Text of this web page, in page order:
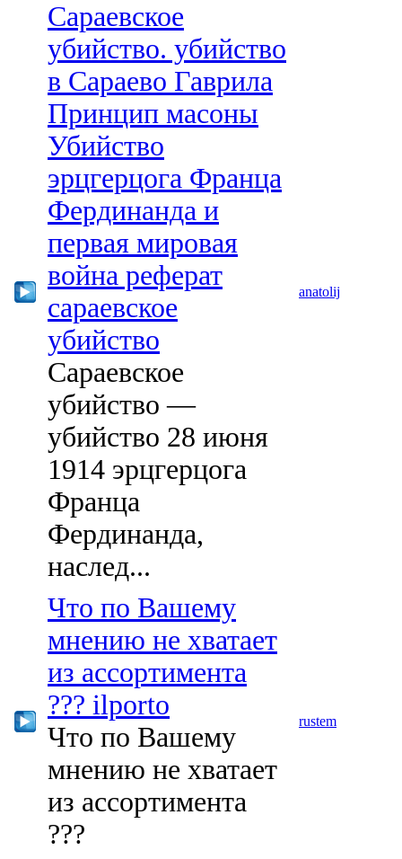
Сараевское
убийство. убийство
в Сараево Гаврила
Принцип масоны
Убийство
эрцгерцога Франца
Фердинанда и
первая мировая
война реферат
сараевское
убийство
Сараевское
убийство —
убийство 28 июня
1914 эрцгерцога
Франца
Фердинанда,
наслед...
anatolij
Что по Вашему
мнению не хватает
из ассортимента
??? ilporto
Что по Вашему
мнению не хватает
из ассортимента
???
rustem